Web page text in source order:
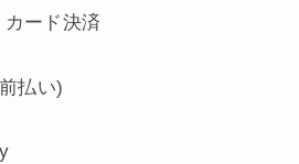
カード決済
払い)